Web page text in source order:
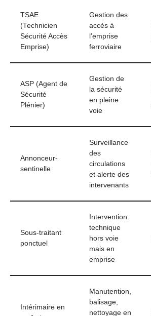
TSAE
(Technicien
Sécurité Accès
Emprise)
Gestion des
accès à
l’emprise
ferroviaire
ASP (Agent de
Sécurité
Plénier)
Gestion de
la sécurité
en pleine
voie
Annonceur-
sentinelle
Surveillance
des
circulations
et alerte des
intervenants
Sous-traitant
ponctuel
Intervention
technique
hors voie
mais en
emprise
Intérimaire en
Manutention,
balisage,
nettoyage en